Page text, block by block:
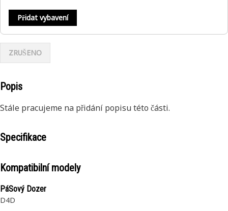
Přidat vybavení
ZRUŠENO
Popis
Stále pracujeme na přidání popisu této části.
Specifikace
Kompatibilní modely
PáSový Dozer
D4D